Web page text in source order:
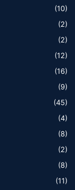
(10)
(2)
(2)
(12)
(16)
(9)
(45)
(4)
(8)
(2)
(8)
(11)